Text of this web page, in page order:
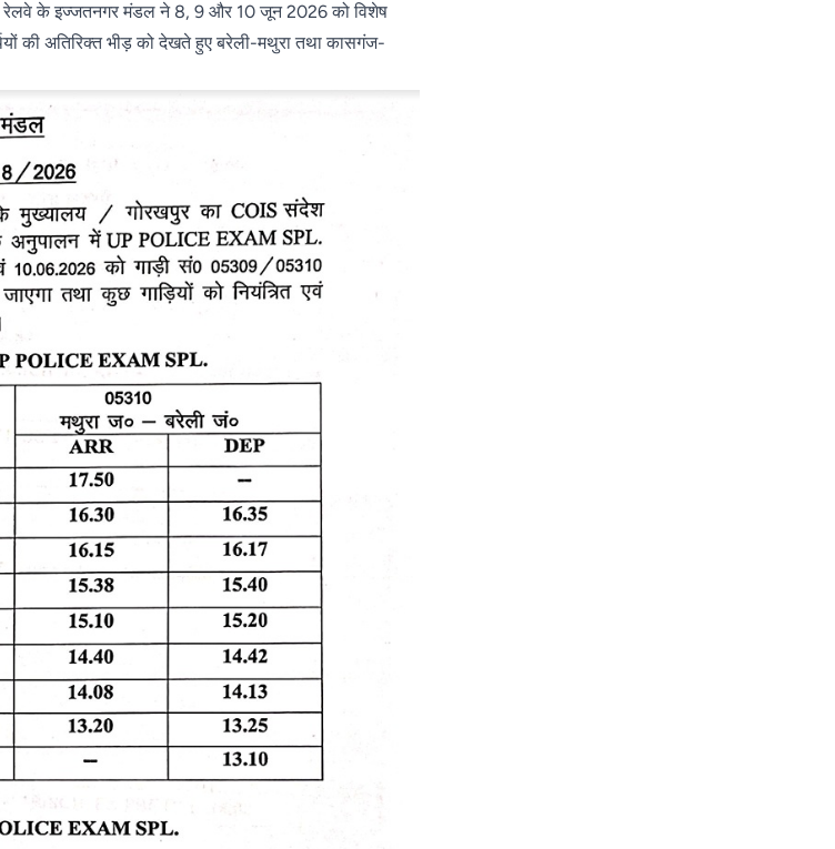
रेलवे के इज्जतनगर मंडल ने 8, 9 और 10 जून 2026 को विशेष
की अतिरिक्त भीड़ को देखते हुए बरेली-मथुरा तथा कासगंज-